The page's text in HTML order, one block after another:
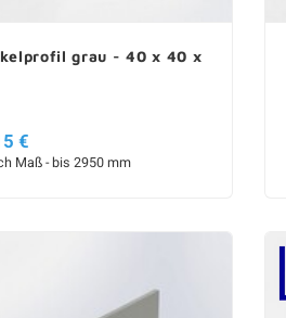
grau - 40 x 40 x
€
Maß - bis 2950 mm